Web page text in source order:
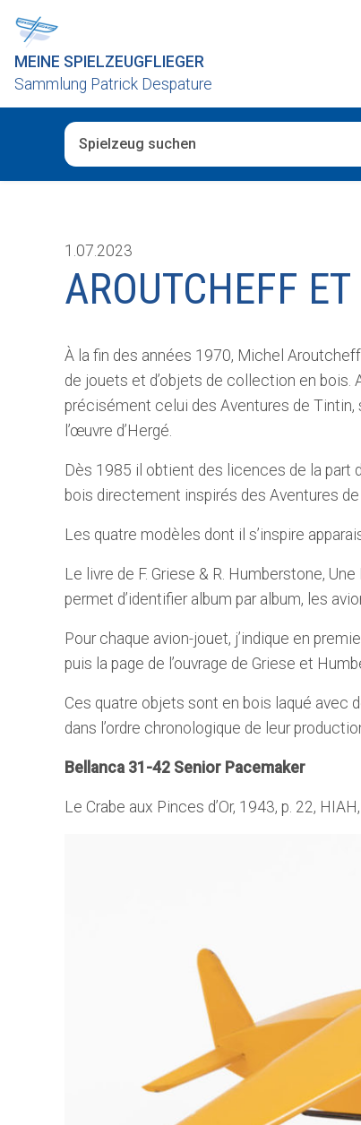
MEINE SPIELZEUGFLIEGER
Sammlung Patrick Despature
1.07.2023
AROUTCHEFF
À la fin des années 1970, Michel
de jouets et d’objets de collection en bois.
précisément celui des Aventures de Tintin,
l’œuvre d’Hergé.
Dès 1985 il obtient des licences de la part
bois directement inspirés des Aventures
Les quatre modèles dont il s’inspire
Le livre de F. Griese & R. Humberstone,
permet d’identifier album par album, les
Pour chaque avion-jouet, j’indique en
puis la page de l’ouvrage de Griese et
Ces quatre objets sont en bois laqué
dans l’ordre chronologique de leur
Bellanca 31-42 Senior Pacemaker
Le Crabe aux Pinces d’Or, 1943, p. 22,